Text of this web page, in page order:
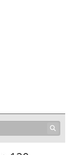
la Sociedad Nacional de Agricultura
a Jorge Alessandri
Muller a Jorge Alessandri
a Jorge Alessandri
Director de La Segunda
"Por la Anécdota a la Historia"
a Jorge Alessandri